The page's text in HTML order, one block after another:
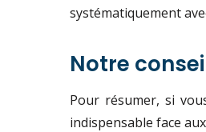
systématiquement
Notre
Pour résumer, si
indispensable face